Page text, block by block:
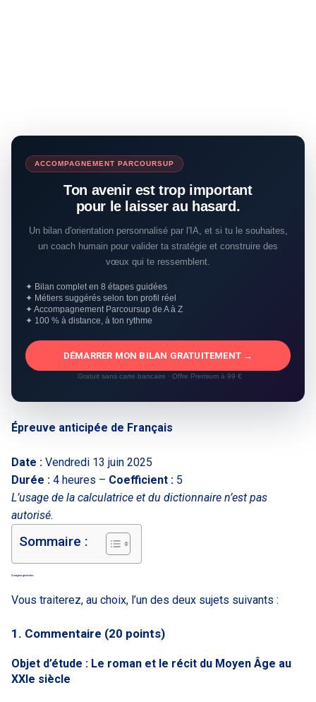
ACCOMPAGNEMENT PARCOURSUP
Ton avenir est trop important
pour le laisser au hasard.
Un bilan d'orientation personnalisé par l'IA, et si tu le souhaites,
un coach humain pour valider ta stratégie et construire des
vœux qui te ressemblent.
✦ Bilan complet en 8 étapes guidées
✦ Métiers suggérés selon ton profil réel
✦ Accompagnement Parcoursup de A à Z
✦ 100 % à distance, à ton rythme
DÉMARRER MON BILAN GRATUITEMENT →
Gratuit sans carte bancaire · Offre Premium à 99 €
Épreuve anticipée de Français
Date : Vendredi 13 juin 2025
Durée : 4 heures – Coefficient : 5
L’usage de la calculatrice et du dictionnaire n’est pas
autorisé.
Sommaire :
Consignes générales
Vous traiterez, au choix, l’un des deux sujets suivants :
1. Commentaire (20 points)
Objet d’étude : Le roman et le récit du Moyen Âge au
XXIe siècle